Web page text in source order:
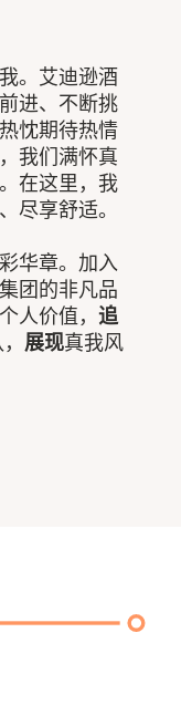
。艾迪逊酒
进、不断挑
忱期待热情
我们满怀真
在这里，我
尽享舒适。
华章。加入
团的非凡品
人价值，追
展现真我风